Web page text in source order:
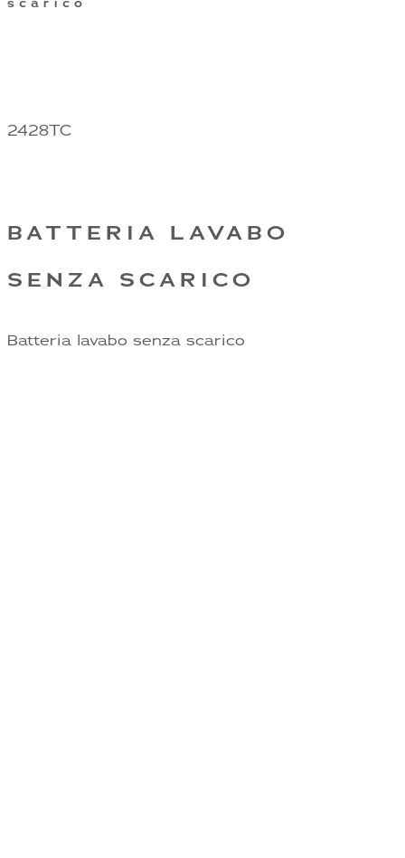
scarico
2428TC
BATTERIA LAVABO
SENZA SCARICO
Batteria lavabo senza scarico